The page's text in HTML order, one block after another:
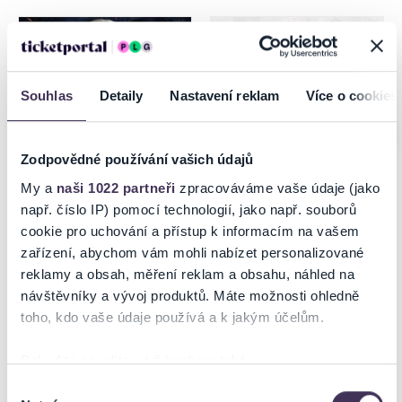
např. číslo IP) pomocí technologií, jako např. souborů
cookie pro uchování a přístup k informacím na vašem
zařízení, abychom vám mohli nabízet personalizované
reklamy a obsah, měření reklam a obsahu, náhled na
návštěvníky a vývoj produktů. Máte možnosti ohledně
toho, kdo vaše údaje používá a k jakým účelům.
Boleslav, Kladno, Frenštát pod
Litvínov
Steel Rave Ostrava 2026
18.09.2026
Ostrava
Davis Cup Qualifiers
18–19.09.2026
Praha